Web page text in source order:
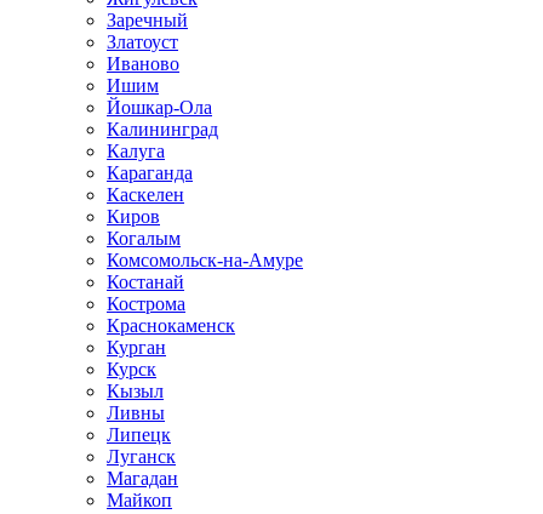
Заречный
Златоуст
Иваново
Ишим
Йошкар-Ола
Калининград
Калуга
Караганда
Каскелен
Киров
Когалым
Комсомольск-на-Амуре
Костанай
Кострома
Краснокаменск
Курган
Курск
Кызыл
Ливны
Липецк
Луганск
Магадан
Майкоп